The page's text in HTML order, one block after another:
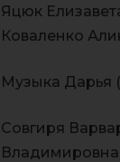
Яцюк
Коваленко
Музыка Дарья
Совгиря